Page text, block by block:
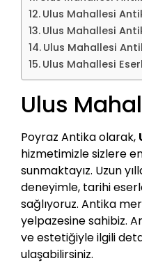
Ulus Mahallesi
Ulus Mahallesi
Ulus Mahallesi
Ulus Mahallesi
Ulus
Poyraz Antika olarak,
hizmetimizle sizlere
sunmaktayız. Uzun
deneyimle, tarihi
sağlıyoruz. Antika
yelpazesine sahibiz.
ve estetiğiyle ilgili
ulaşabilirsiniz.